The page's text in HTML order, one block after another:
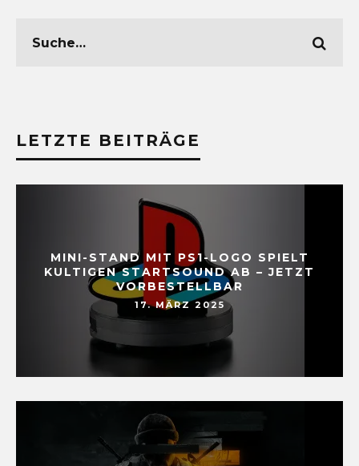
LETZTE BEITRÄGE
MINI-STAND MIT PS1-LOGO SPIELT
KULTIGEN STARTSOUND AB – JETZT
VORBESTELLBAR
17. MÄRZ 2025